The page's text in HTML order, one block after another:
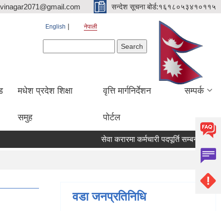
सन्देश सूचना बोर्ड:१६१८०५३४१०११५
English नेपाली
मधेश प्रदेश शिक्षा
समुह
वृत्ति मार्गनिर्देशन
पोर्टल
सम्पर्क
सेवा करारमा कर्मचारी पदपूर्ति सम्बन्धी सूचना
वडा जनप्रतिनिधि